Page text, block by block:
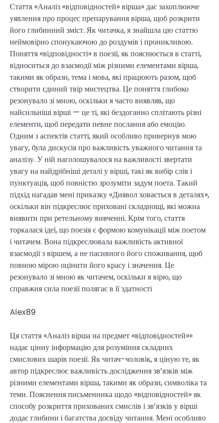
Стаття «Аналіз «відповідностей» вірша» дає захоплююче
уявлення про процес препарування вірша, щоб розкрити
його глибинний зміст. Як читачка, я знайшла цю статтю
неймовірно спонукаючою до роздумів і проникливою.
Поняття «відповідності» в поезії, як пояснюється в статті,
відноситься до взаємодії між різними елементами вірша,
такими як образи, тема і мова, які працюють разом, щоб
створити єдиний твір мистецтва. Це поняття глибоко
резонувало зі мною, оскільки я часто виявляв, що
найсильніші вірші — це ті, які бездоганно сплітають різні
елементи, щоб передати певне послання або емоцію.
Одним з аспектів статті, який особливо привернув мою
увагу, була дискусія про важливість уважного читання та
аналізу. У ній наголошувалося на важливості звертати
увагу на найдрібніші деталі у вірші, такі як вибір слів і
пунктуація, щоб повністю зрозуміти задум поета. Такий
підхід нагадав мені приказку «Диявол ховається в деталях»,
оскільки він підкреслює приховані складнощі, які можна
виявити при ретельному вивченні. Крім того, стаття
торкалася ідеї, що поезія є формою комунікації між поетом
і читачем. Вона підкреслювала важливість активної
взаємодії з віршем, а не пасивного його споживання, щоб
повною мірою оцінити його красу і значення. Це
резонувало зі мною як читачем, оскільки я вірю, що
справжня сила поезії полягає в її здатності
Alex89
Ця стаття «Аналіз вірша на предмет «відповідностей»»
надає цінну інформацію для розуміння складних
смислових шарів поезії. Як читач-чоловік, я ціную те, як
автор підкреслює важливість дослідження зв’язків між
різними елементами вірша, такими як образи, символіка та
теми. Пояснення письменника щодо «відповідностей» як
способу розкриття прихованих смислів і зв’язків у вірші
додає глибини і багатства досвіду читання. Мені особливо